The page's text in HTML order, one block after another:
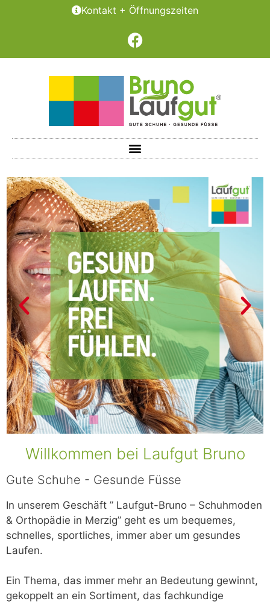
Kontakt + Öffnungszeiten
Willkommen bei Laufgut Bruno
Gute Schuhe - Gesunde Füsse
In unserem Geschäft ” Laufgut-Bruno – Schuhmoden
& Orthopädie in Merzig” geht es um bequemes,
schnelles, sportliches, immer aber um gesundes
Laufen.
Ein Thema, das immer mehr an Bedeutung gewinnt,
gekoppelt an ein Sortiment, das fachkundige